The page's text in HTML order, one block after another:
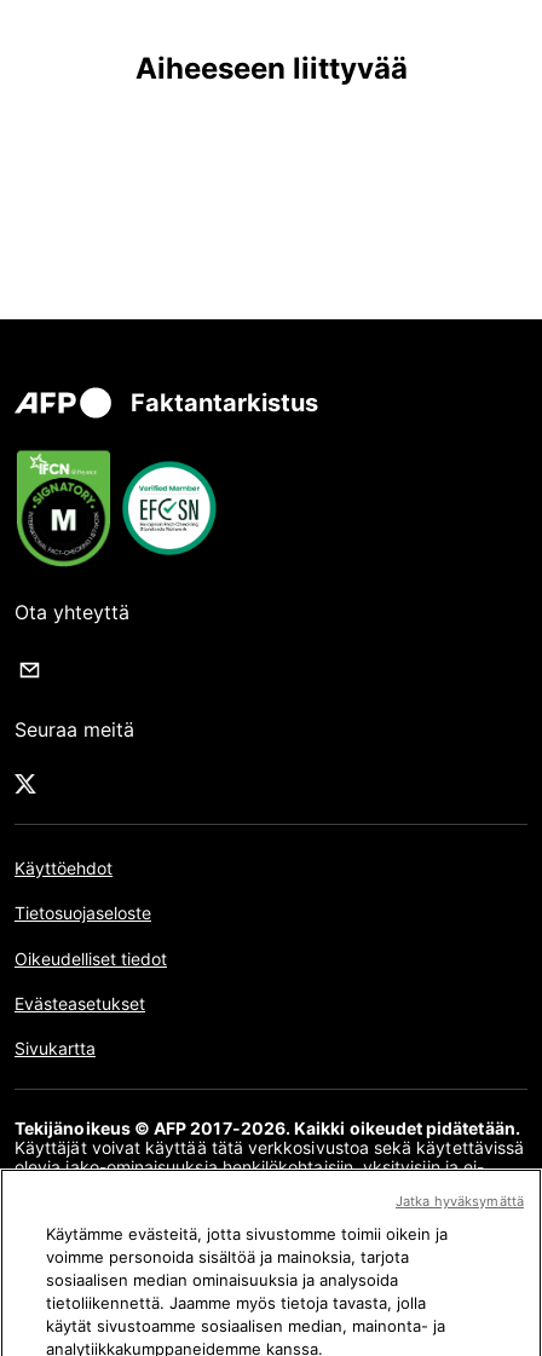
Aiheeseen liittyvää
Faktantarkistus
Ota yhteyttä
Seuraa meitä
Käyttöehdot
Tietosuojaseloste
Oikeudelliset tiedot
Evästeasetukset
Sivukartta
Tekijänoikeus © AFP 2017-2026. Kaikki oikeudet pidätetään.
Käyttäjät voivat käyttää tätä verkkosivustoa sekä käytettävissä
olevia jako-ominaisuuksia henkilökohtaisiin, yksityisiin ja ei-
verkkosivuston sisällön jäljentäminen, välittäminen yleisölle tai
jakelu kokonaan tai osittain, mihin tahansa muuhun
tarkoitukseen ja/tai millä tahansa muulla tavalla ilman AFP:n
kanssa allekirjoitettua erityistä lisenssisopimusta on
ehdottomasti kielletty. Faktantarkistusten sisältämää tai niihin
linkkien kautta sisältyvää asiasisältöä esitetään siinä määrin kuin
se on tarpeen kyseisiä sisältöjä koskevan faktantarkistuksen
ymmärtämiseksi. AFP ei ole saanut oikeuksia kyseisen
Käytämme evästeitä, jotta sivustomme toimii oikein ja
voimme personoida sisältöä ja mainoksia, tarjota
sosiaalisen median ominaisuuksia ja analysoida
tietoliikennettä. Jaamme myös tietoja tavasta, jolla
käytät sivustoamme sosiaalisen median, mainonta- ja
analytiikkakumppaneidemme kanssa.
Jatka hyväksymättä